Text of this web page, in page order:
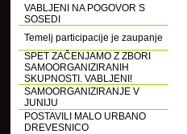
VABLJENI NA POGOVOR S
SOSEDI
Temelj participacije je zaupanje
SPET ZAČENJAMO Z ZBORI
SAMOORGANIZIRANIH
SKUPNOSTI. VABLJENI!
SAMOORGANIZIRANJE V
JUNIJU
POSTAVILI MALO URBANO
DREVESNICO